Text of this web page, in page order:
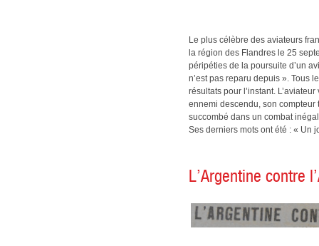
Le plus célèbre des aviateurs
la région des Flandres le 25
péripéties de la poursuite d’un
n’est pas reparu depuis ». Tous
résultats pour l’instant.
ennemi descendu, son
succombé dans un combat
Ses derniers mots ont été : « Un
L’Argentine contre